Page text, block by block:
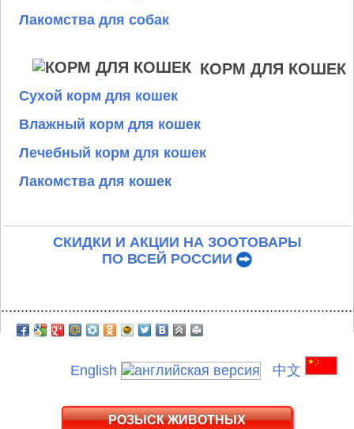
Лакомства для собак
КОРМ ДЛЯ КОШЕК
Сухой корм для кошек
Влажный корм для кошек
Лечебный корм для кошек
Лакомства для кошек
СКИДКИ И АКЦИИ НА ЗООТОВАРЫ
ПО ВСЕЙ РОССИИ
English 中文
РОЗЫСК ЖИВОТНЫХ